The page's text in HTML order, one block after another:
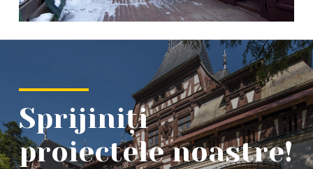
Sprijiniți
proiectele noastre!